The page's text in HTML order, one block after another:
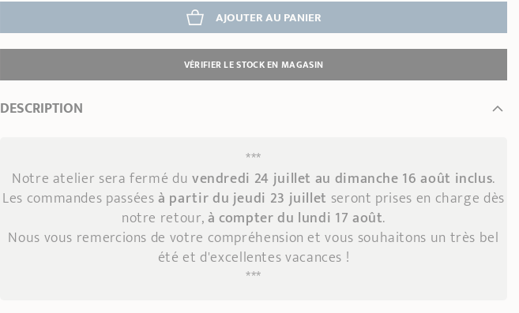
AJOUTER AU PANIER
VÉRIFIER LE STOCK EN MAGASIN
DESCRIPTION
***
Notre atelier sera fermé du vendredi 24 juillet au dimanche 16 août inclus.
Les commandes passéesà partir du jeudi 23 juillet seront prises en charge dès
notre retour,à compter du lundi 17 août.
Nous vous remercions de votre compréhension et vous souhaitons un très bel
été et d'excellentes vacances !
***